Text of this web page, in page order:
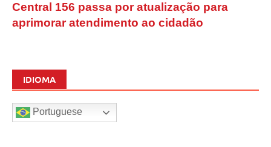
Central 156 passa por atualização para
aprimorar atendimento ao cidadão
IDIOMA
Portuguese